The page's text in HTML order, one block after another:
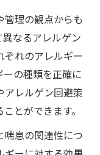
理の観点からも
なるアレルゲン
ぞれのアレルギー
の種類を正確に
アレルゲン回避策
とができます。
喘息の関連性につ